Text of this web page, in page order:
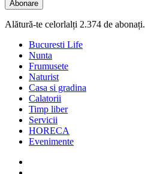
Abonare
Alătură-te celorlalți 2.374 de abonați.
Bucuresti Life
Nunta
Frumusete
Naturist
Casa si gradina
Calatorii
Timp liber
Servicii
HORECA
Evenimente